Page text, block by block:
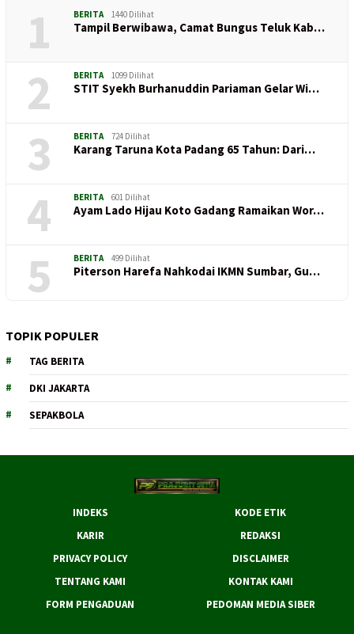
1 BERITA 1440 Dilihat
Tampil Berwibawa, Camat Bungus Teluk Kab…
2 BERITA 1099 Dilihat
STIT Syekh Burhanuddin Pariaman Gelar Wi…
3 BERITA 724 Dilihat
Karang Taruna Kota Padang 65 Tahun: Dari…
4 BERITA 601 Dilihat
Ayam Lado Hijau Koto Gadang Ramaikan Wor…
5 BERITA 499 Dilihat
Piterson Harefa Nahkodai IKMN Sumbar, Gu…
TOPIK POPULER
TAG BERITA
DKI JAKARTA
SEPAKBOLA
INDEKS
KODE ETIK
KARIR
REDAKSI
PRIVACY POLICY
DISCLAIMER
TENTANG KAMI
KONTAK KAMI
FORM PENGADUAN
PEDOMAN MEDIA SIBER